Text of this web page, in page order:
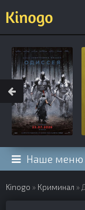
Наше меню
Kinogo » Криминал »